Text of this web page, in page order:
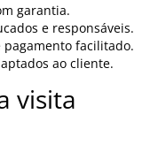
garantia.
e responsáveis.
facilitado.
ao cliente.
visita